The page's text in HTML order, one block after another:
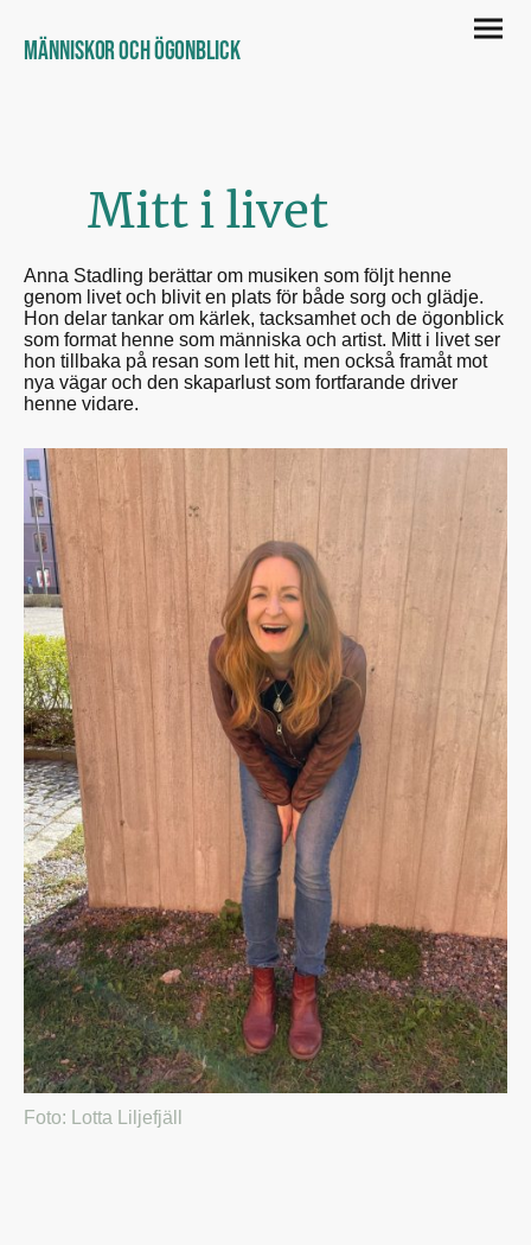
Människor och ögonblick
Mitt i livet
Anna Stadling berättar om musiken som följt henne
genom livet och blivit en plats för både sorg och glädje.
Hon delar tankar om kärlek, tacksamhet och de ögonblick
som format henne som människa och artist. Mitt i livet ser
hon tillbaka på resan som lett hit, men också framåt mot
nya vägar och den skaparlust som fortfarande driver
henne vidare.
Foto: Lotta Liljefjäll